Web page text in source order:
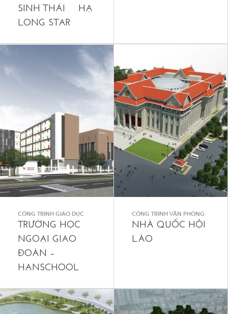
SINH THÁI HẠ
LONG STAR
CÔNG TRÌNH GIÁO DỤC
TRƯỜNG HỌC
NGOẠI GIAO
ĐOÀN –
HANSCHOOL
CÔNG TRÌNH VĂN PHÒNG
NHÀ QUỐC HỘI
LÀO